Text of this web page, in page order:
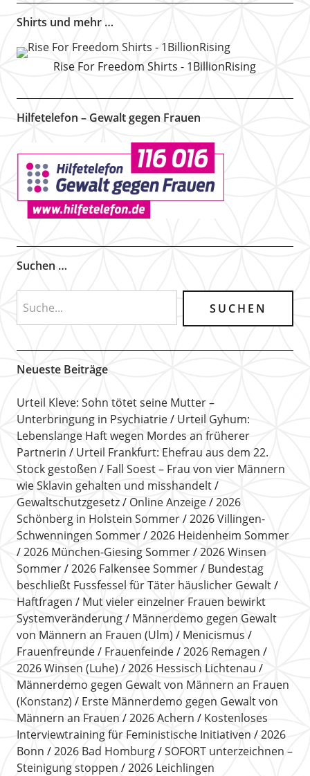
Shirts und mehr …
Rise For Freedom Shirts - 1BillionRising
Hilfetelefon – Gewalt gegen Frauen
Suchen …
Neueste Beiträge
Urteil Kleve: Sohn tötet seine Mutter –
Unterbringung in Psychiatrie
Urteil Gyhum:
Lebenslange Haft wegen Mordes an früherer
Partnerin
Urteil Frankfurt: Ehefrau aus dem 22.
Stock gestoßen
Fall Soest – Frau von vier Männern
wie Sklavin gehalten und misshandelt
Gewaltschutzgesetz
Online Anzeige
2026
Schönberg in Holstein Sommer
2026 Villingen-
Schwenningen Sommer
2026 Heidenheim Sommer
2026 München-Giesing Sommer
2026 Winsen
Sommer
2026 Falkensee Sommer
Bundestag
beschließt Fussfessel für Täter häuslicher Gewalt
Haftfragen
Mut vieler einzelner Frauen bewirkt
Systemveränderung
Männerdemo gegen Gewalt
von Männern an Frauen (Ulm)
Menicismus
Frauenfreunde
Frauenfeinde
2026 Remagen
2026 Winsen (Luhe)
2026 Hessisch Lichtenau
Männerdemo gegen Gewalt von Männern an Frauen
(Konstanz)
Erste Männerdemo gegen Gewalt von
Männern an Frauen
2026 Achern
Kostenloses
Interviewtraining für Feministische Initiativen
2026
Bonn
2026 Bad Homburg
SOFORT unterzeichnen –
Steinigung stoppen
2026 Leichlingen